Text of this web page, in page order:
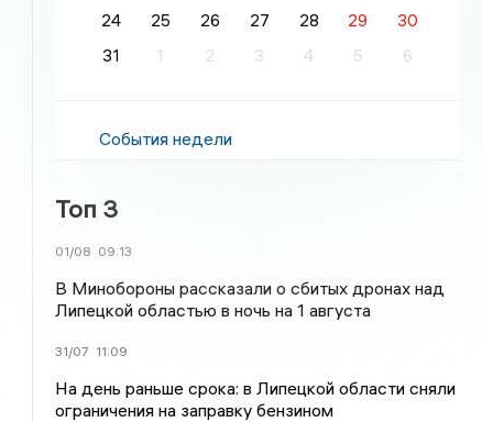
24
25 26 27 28 29
30
31
1 2 3 4 5 6
События недели
Топ 3
01/08 09:13
В Минобороны рассказали о сбитых дронах над
Липецкой областью в ночь на 1 августа
31/07 11:09
На день раньше срока: в Липецкой области сняли
ограничения на заправку бензином